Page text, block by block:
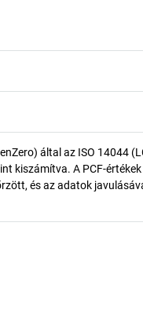
által az ISO 14044
kiszámítva. A PCF-
és az adatok